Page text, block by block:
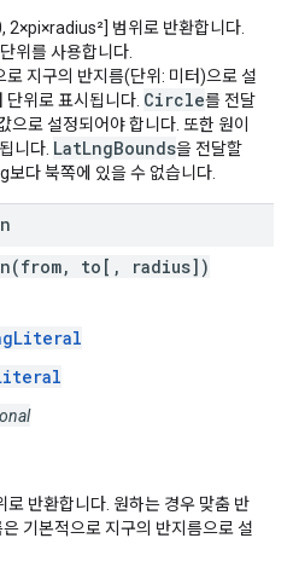
2×pi×radius²] 범위로 반환합니다.
위를 사용합니다.
로 지구의 반지름(단위: 미터)으로 설
단위로 표시됩니다. Circle를 전달
으로 설정되어야 합니다. 또한 원이
니다. LatLngBounds을 전달할
다 북쪽에 있을 수 없습니다.
to[, radius])
반환합니다. 원하는 경우 맞춤 반
기본적으로 지구의 반지름으로 설